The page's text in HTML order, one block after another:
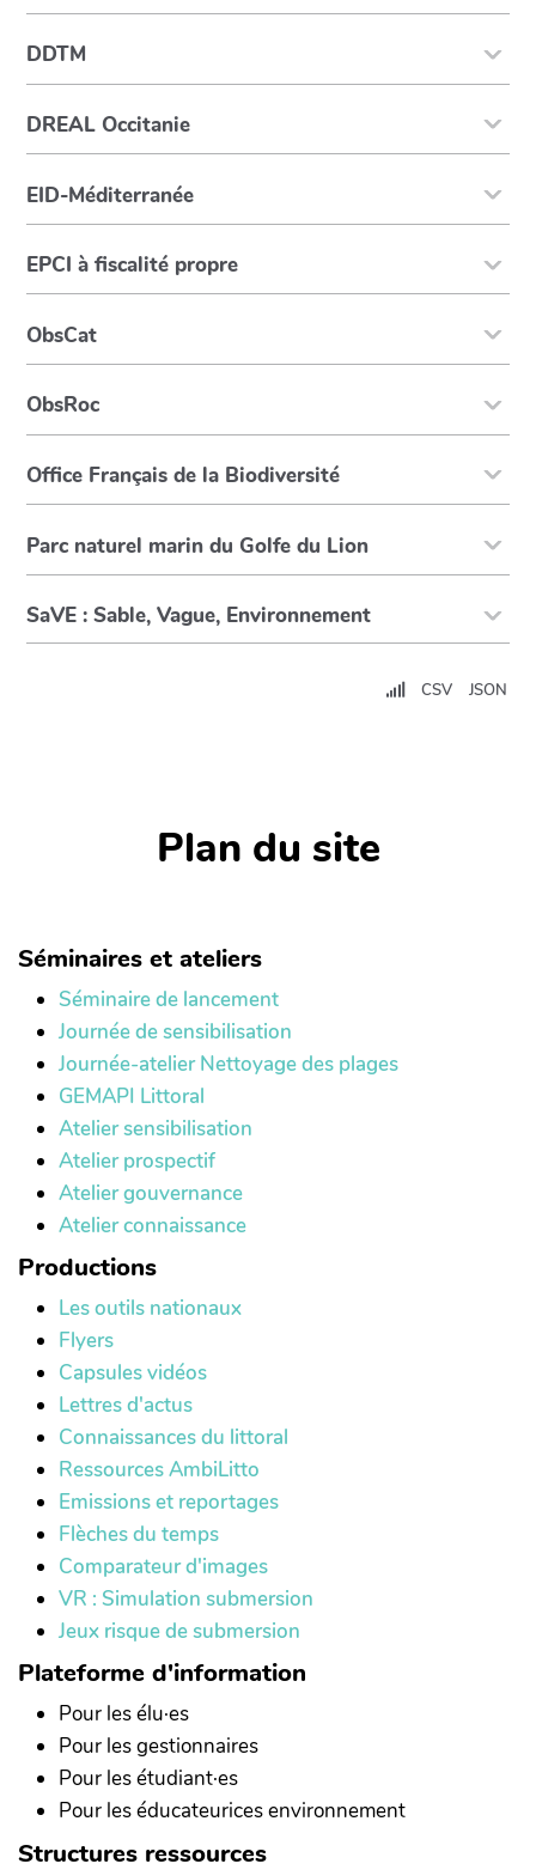
DDTM
DREAL Occitanie
EID-Méditerranée
EPCI à fiscalité propre
ObsCat
ObsRoc
Office Français de la Biodiversité
Parc naturel marin du Golfe du Lion
SaVE : Sable, Vague, Environnement
CSV JSON
Plan du site
Séminaires et ateliers
Séminaire de lancement
Journée de sensibilisation
Journée-atelier Nettoyage des plages
GEMAPI Littoral
Atelier sensibilisation
Atelier prospectif
Atelier gouvernance
Atelier connaissance
Productions
Les outils nationaux
Flyers
Capsules vidéos
Lettres d'actus
Connaissances du littoral
Ressources AmbiLitto
Emissions et reportages
Flèches du temps
Comparateur d'images
VR : Simulation submersion
Jeux risque de submersion
Plateforme d'information
Pour les élu·es
Pour les gestionnaires
Pour les étudiant·es
Pour les éducateurices environnement
Structures ressources